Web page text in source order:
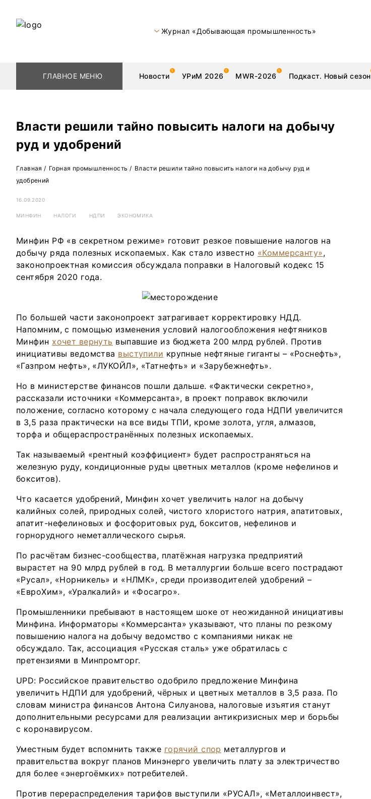
Журнал «Добывающая промышленность»
ГЛАВНОЕ МЕНЮ Новости УРиМ 2026 MWR-2026 Подкаст. Новый сезон
Геологоразведка
Обогащение Золото Техника и технологии
Интервью
Мероприятия
Власти решили тайно повысить налоги на добычу
руд и удобрений
Главная / Горная промышленность / Власти решили тайно повысить налоги на добычу руд и
удобрений
16.09.2020
МИНФИН НАЛОГИ НДПИ ЭКОНОМИКА
Минфин РФ «в секретном режиме» готовит резкое повышение налогов на
добычу ряда полезных ископаемых. Как стало известно «Коммерсанту»,
законопроектная комиссия обсуждала поправки в Налоговый кодекс 15
сентября 2020 года.
По большей части законопроект затрагивает корректировку НДД.
Напомним, с помощью изменения условий налогообложения нефтяников
Минфин хочет вернуть выпавшие из бюджета 200 млрд рублей. Против
инициативы ведомства выступили крупные нефтяные гиганты – «Роснефть»,
«Газпром нефть», «ЛУКОЙЛ», «Татнефть» и «Зарубежнефть».
Но в министерстве финансов пошли дальше. «Фактически секретно»,
рассказали источники «Коммерсанта», в проект поправок включили
положение, согласно которому с начала следующего года НДПИ увеличится
в 3,5 раза практически на все виды ТПИ, кроме золота, угля, алмазов,
торфа и общераспространённых полезных ископаемых.
Так называемый «рентный коэффициент» будет распространяться на
железную руду, кондиционные руды цветных металлов (кроме нефелинов и
бокситов).
Что касается удобрений, Минфин хочет увеличить налог на добычу
калийных солей, природных солей, чистого хлористого натрия, апатитовых,
апатит-нефелиновых и фосфоритовых руд, бокситов, нефелинов и
горнорудного неметаллического сырья.
По расчётам бизнес-сообщества, платёжная нагрузка предприятий
вырастет на 90 млрд рублей в год. В металлургии больше всего пострадают
«Русал», «Норникель» и «НЛМК», среди производителей удобрений –
«ЕвроХим», «Уралкалий» и «Фосагро».
Промышленники пребывают в настоящем шоке от неожиданной инициативы
Минфина. Информаторы «Коммерсанта» указывают, что планы по резкому
повышению налога на добычу ведомство с компаниями никак не
обсуждало. Так, ассоциация «Русская сталь» уже обратилась с
претензиями в Минпромторг.
UPD: Российское правительство одобрило предложение Минфина
увеличить НДПИ для удобрений, чёрных и цветных металлов в 3,5 раза. По
словам министра финансов Антона Силуанова, налоговые изъятия станут
дополнительными ресурсами для реализации антикризисных мер и борьбы
с коронавирусом.
Уместным будет вспомнить также горячий спор металлургов и
правительства вокруг планов Минэнерго увеличить плату за электричество
для более «энергоёмких» потребителей.
Против перераспределения тарифов выступили «РУСАЛ», «Металлоинвест»,